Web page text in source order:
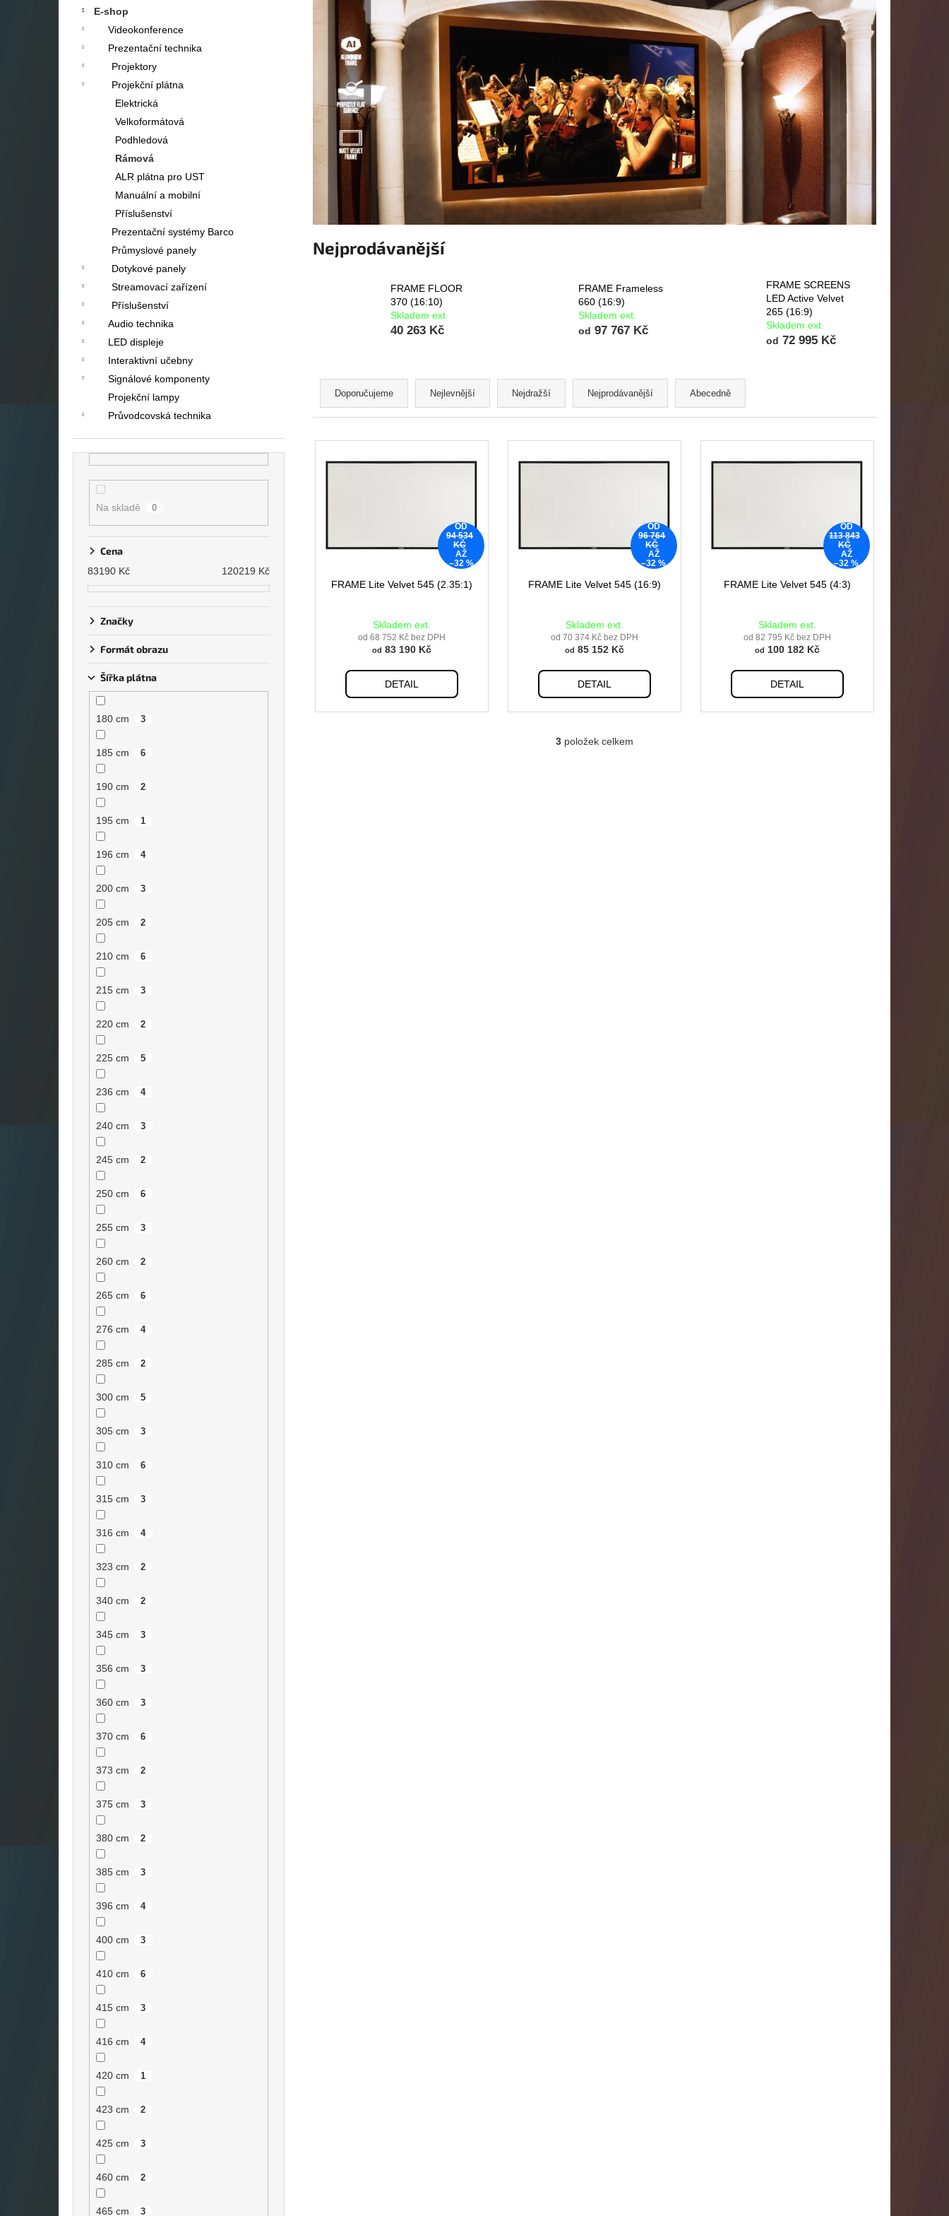
E-shop
Videokonference
Prezentační technika
Projektory
Projekční plátna
Elektrická
Velkoformátová
Podhledová
Rámová
ALR plátna pro UST
Manuální a mobilní
Příslušenství
Prezentační systémy Barco
Průmyslové panely
Dotykové panely
Streamovací zařízení
Příslušenství
Audio technika
LED displeje
Interaktivní učebny
Signálové komponenty
Projekční lampy
Průvodcovská technika
Na skladě 0
Cena
83190 Kč 120219 Kč
Značky
Formát obrazu
Šířka plátna
180 cm 3
185 cm 6
190 cm 2
195 cm 1
196 cm 4
200 cm 3
205 cm 2
210 cm 6
215 cm 3
220 cm 2
225 cm 5
236 cm 4
240 cm 3
245 cm 2
250 cm 6
255 cm 3
260 cm 2
265 cm 6
276 cm 4
285 cm 2
300 cm 5
305 cm 3
310 cm 6
315 cm 3
316 cm 4
323 cm 2
340 cm 2
345 cm 3
356 cm 3
360 cm 3
370 cm 6
373 cm 2
375 cm 3
380 cm 2
385 cm 3
396 cm 4
400 cm 3
410 cm 6
415 cm 3
416 cm 4
420 cm 1
423 cm 2
425 cm 3
460 cm 2
465 cm 3
Nejprodávanější
FRAME FLOOR
370 (16:10)
Skladem ext.
40 263 Kč
FRAME Frameless
660 (16:9)
Skladem ext.
od 97 767 Kč
FRAME SCREENS
LED Active Velvet
265 (16:9)
Skladem ext.
od 72 995 Kč
Ř
z
Doporučujeme Nejlevnější Nejdražší Nejprodávanější Abecedně
V
OD
94 534
KČ
AŽ
–32 %
FRAME Lite Velvet 545 (2.35:1)
Skladem ext.
od 68 752 Kč bez DPH
od 83 190 Kč
DETAIL
OD
96 764
KČ
AŽ
–32 %
FRAME Lite Velvet 545 (16:9)
Skladem ext.
od 70 374 Kč bez DPH
od 85 152 Kč
DETAIL
OD
113 843
KČ
AŽ
–32 %
FRAME Lite Velvet 545 (4:3)
Skladem ext.
od 82 795 Kč bez DPH
od 100 182 Kč
DETAIL
O
3 položek celkem